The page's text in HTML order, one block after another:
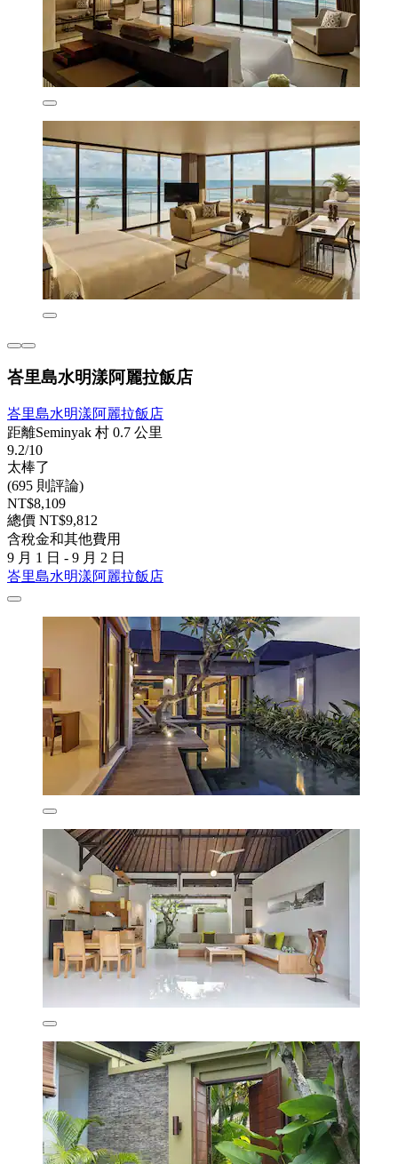
峇里島水明漾阿麗拉飯店
峇里島水明漾阿麗拉飯店
距離Seminyak 村 0.7 公里
9.2/10
太棒了
(695 則評論)
NT$8,109
總價 NT$9,812
含稅金和其他費用
9 月 1 日 - 9 月 2 日
峇里島水明漾阿麗拉飯店